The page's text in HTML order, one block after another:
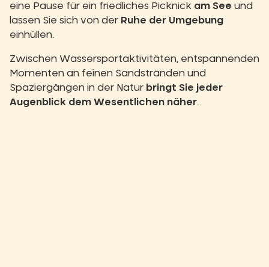
eine Pause für ein friedliches Picknick am See und
lassen Sie sich von der Ruhe der Umgebung
einhüllen.
Zwischen Wassersportaktivitäten, entspannenden
Momenten an feinen Sandstränden und
Spaziergängen in der Natur bringt Sie jeder
Augenblick dem Wesentlichen näher.